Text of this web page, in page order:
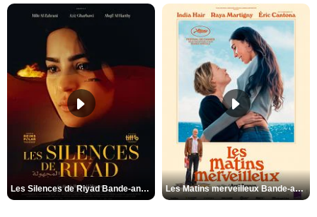
Les Silences de Riyad Bande-annonce VO STFR Les Matins merveilleux Bande-annonce VF